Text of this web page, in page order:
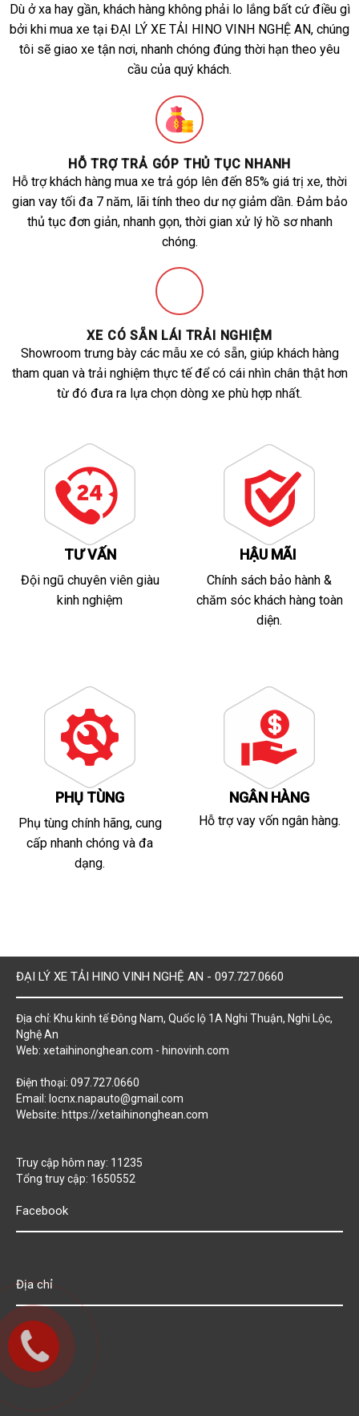
Dù ở xa hay gần, khách hàng không phải lo lắng bất cứ điều gì
bởi khi mua xe tại ĐẠI LÝ XE TẢI HINO VINH NGHỆ AN, chúng
tôi sẽ giao xe tận nơi, nhanh chóng đúng thời hạn theo yêu
cầu của quý khách.
HỖ TRỢ TRẢ GÓP THỦ TỤC NHANH
Hỗ trợ khách hàng mua xe trả góp lên đến 85% giá trị xe, thời
gian vay tối đa 7 năm, lãi tính theo dư nợ giảm dần. Đảm bảo
thủ tục đơn giản, nhanh gọn, thời gian xử lý hồ sơ nhanh
chóng.
XE CÓ SẴN LÁI TRẢI NGHIỆM
Showroom trưng bày các mẫu xe có sẵn, giúp khách hàng
tham quan và trải nghiệm thực tế để có cái nhìn chân thật hơn
từ đó đưa ra lựa chọn dòng xe phù hợp nhất.
TƯ VẤN
Đội ngũ chuyên viên giàu
kinh nghiệm
HẬU MÃI
Chính sách bảo hành &
chăm sóc khách hàng toàn
diện.
PHỤ TÙNG
Phụ tùng chính hãng, cung
cấp nhanh chóng và đa
dạng.
NGÂN HÀNG
Hỗ trợ vay vốn ngân hàng.
ĐẠI LÝ XE TẢI HINO VINH NGHỆ AN - 097.727.0660
Địa chỉ: Khu kinh tế Đông Nam, Quốc lộ 1A Nghi Thuận, Nghi Lộc,
Nghệ An
Web: xetaihinonghean.com - hinovinh.com
Điện thoại: 097.727.0660
Email: locnx.napauto@gmail.com
Website: https://xetaihinonghean.com
Truy cập hôm nay: 11235
Tổng truy cập: 1650552
Facebook
Địa chỉ